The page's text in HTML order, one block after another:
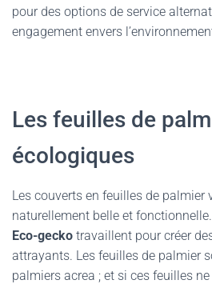
pour des options de service
engagement envers
Les feuilles de
écologiques
Les couverts en feuilles de palmier
naturellement belle et
Eco-gecko travaillent pour créer
attrayants. Les feuilles de palmier
palmiers acrea ; et si ces feuilles